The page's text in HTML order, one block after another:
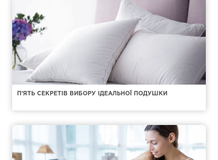
П'ЯТЬ СЕКРЕТІВ ВИБОРУ ІДЕАЛЬНОЇ ПОДУШКИ